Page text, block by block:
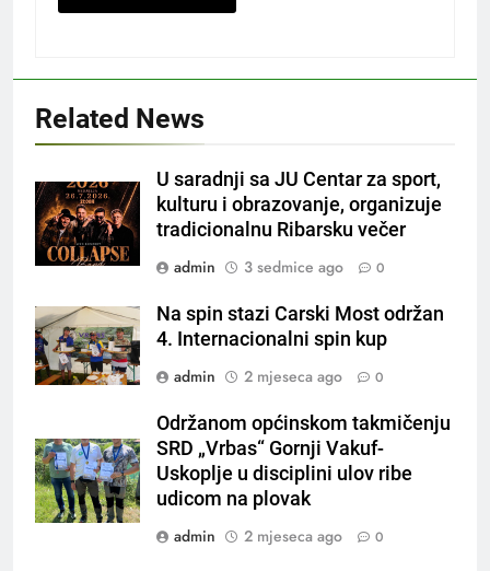
Related News
U saradnji sa JU Centar za sport,
kulturu i obrazovanje, organizuje
tradicionalnu Ribarsku večer
admin
3 sedmice ago 0
Na spin stazi Carski Most održan
4. Internacionalni spin kup
admin
2 mjeseca ago 0
Održanom općinskom takmičenju
SRD „Vrbas“ Gornji Vakuf-
Uskoplje u disciplini ulov ribe
udicom na plovak
admin
2 mjeseca ago 0